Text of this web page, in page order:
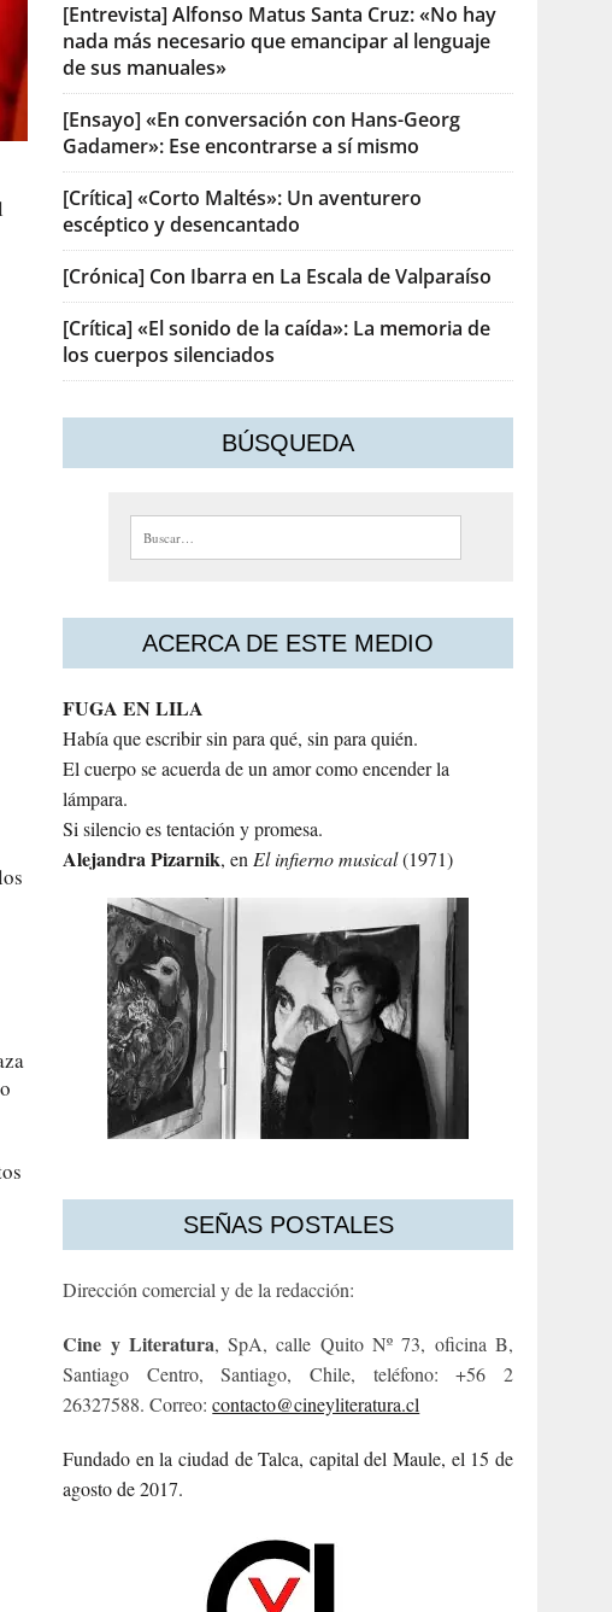
[Entrevista] Alfonso Matus Santa Cruz: «No hay
nada más necesario que emancipar al lenguaje
de sus manuales»
[Ensayo] «En conversación con Hans-Georg
Gadamer»: Ese encontrarse a sí mismo
[Crítica] «Corto Maltés»: Un aventurero
escéptico y desencantado
[Crónica] Con Ibarra en La Escala de Valparaíso
[Crítica] «El sonido de la caída»: La memoria de
los cuerpos silenciados
BÚSQUEDA
Buscar:
ACERCA DE ESTE MEDIO
FUGA EN LILA
Había que escribir sin para qué, sin para quién.
El cuerpo se acuerda de un amor como encender la
lámpara.
Si silencio es tentación y promesa.
AlejandraPizarnik, enEl infierno musical(1971)
SEÑAS POSTALES
Dirección comercial y de la redacción:
Cine y Literatura, SpA, calle Quito Nº 73, oficina B,
Santiago Centro, Santiago, Chile, teléfono: +56 2
26327588. Correo:contacto@cineyliteratura.cl
Fundado en la ciudad de Talca, capital del Maule, el 15 de
agosto de 2017.